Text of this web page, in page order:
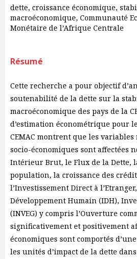
dette, croissance économique,
macroéconomique, Communauté
Monétaire de l’Afrique Centrale
Résumé
Cette recherche a pour objectif
soutenabilité de la dette sur la
macroéconomique des pays de la
d’estimation économétrique pour
CEMAC montrent que les
socio-économiques sont affectées
Intérieur Brut, le Flux de la Dette,
population, la croissance des
l’Investissement Direct à
Développement Humain (IDH),
(INVEG) y compris l’Ouverture
significativement et positivement
économiques sont comportés
les unités d’impact de la dette dans